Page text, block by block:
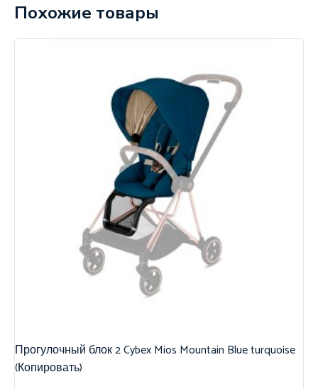
Похожие товары
Прогулочный блок 2 Cybex Mios Mountain Blue turquoise
(Копировать)